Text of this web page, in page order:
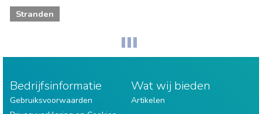
Stranden
Bedrijfsinformatie
Gebruiksvoorwaarden
Wat wij bieden
Artikelen